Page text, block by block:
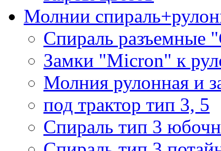
Молнии
Спираль разъемные
Замки "Micron" к
Молния рулонная и
под трактор тип 3, 5
Спираль тип 3